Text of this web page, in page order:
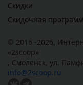
Скидки
Скидочная
© 2016 -2026,
«2scoop»
, Смоленск, ул.
info@2scoop.ru